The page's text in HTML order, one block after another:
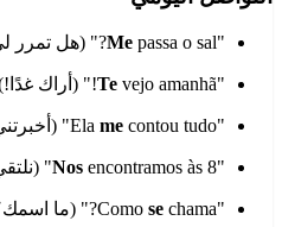
"
Me passa o sal?" (هل تمرر لي الملح؟)
"
Te vejo amanhã!" (أراك غدًا!)
"Ela
me contou tudo" (أخبرتني بكل شيء)
"
Nos encontramos às 8" (نلتقي في الثامنة)
"Como
se chama?" (ما اسمك؟)